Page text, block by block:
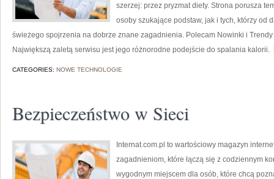
szerzej: przez pryzmat diety. Strona porusza
osoby szukające podstaw, jak i tych, którzy od
świeżego spojrzenia na dobrze znane zagadnienia. Polecam Nowinki i
Największą zaletą serwisu jest jego różnorodne podejście do spalania kalorii.
CATEGORIES: NOWE TECHNOLOGIE
Bezpieczeństwo w Sieci
Internat.com.pl to wartościowy magazyn
zagadnieniom, które łączą się z codziennym
wygodnym miejscem dla osób, które chcą